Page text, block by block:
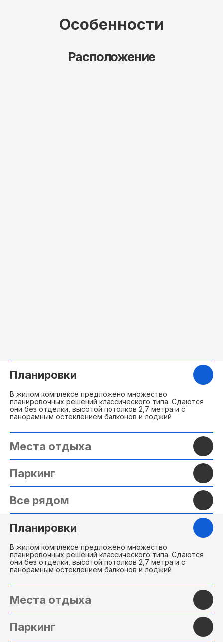
Планировки
В жилом комплексе предложено множество
планировочных решений классического типа. Сдаются
они без отделки, высотой потолков 2,7 метра и с
панорамным остеклением балконов и лоджий
Места отдыха
Паркинг
Все рядом
Планировки
В жилом комплексе предложено множество
планировочных решений классического типа. Сдаются
они без отделки, высотой потолков 2,7 метра и с
панорамным остеклением балконов и лоджий
Места отдыха
Паркинг
Самые выгодные
предложения
Цены и условия напрямую от застройщика,
действуют все
выбор квартир на любой вкус и под любой
бюджет